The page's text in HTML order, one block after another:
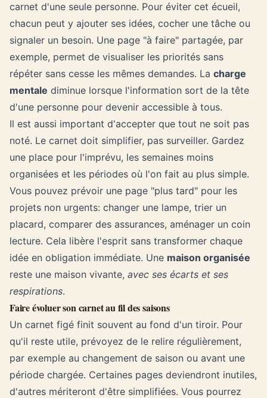
carnet d'une seule personne. Pour éviter cet écueil,
chacun peut y ajouter ses idées, cocher une tâche ou
signaler un besoin. Une page "à faire" partagée, par
exemple, permet de visualiser les priorités sans
répéter sans cesse les mêmes demandes. La charge
mentale diminue lorsque l'information sort de la tête
d'une personne pour devenir accessible à tous.
Il est aussi important d'accepter que tout ne soit pas
noté. Le carnet doit simplifier, pas surveiller. Gardez
une place pour l'imprévu, les semaines moins
organisées et les périodes où l'on fait au plus simple.
Vous pouvez prévoir une page "plus tard" pour les
projets non urgents: changer une lampe, trier un
placard, comparer des assurances, aménager un coin
lecture. Cela libère l'esprit sans transformer chaque
idée en obligation immédiate. Une maison organisée
reste une maison vivante, avec ses écarts et ses
respirations.
Faire évoluer son carnet au fil des saisons
Un carnet figé finit souvent au fond d'un tiroir. Pour
qu'il reste utile, prévoyez de le relire régulièrement,
par exemple au changement de saison ou avant une
période chargée. Certaines pages deviendront inutiles,
d'autres mériteront d'être simplifiées. Vous pourrez